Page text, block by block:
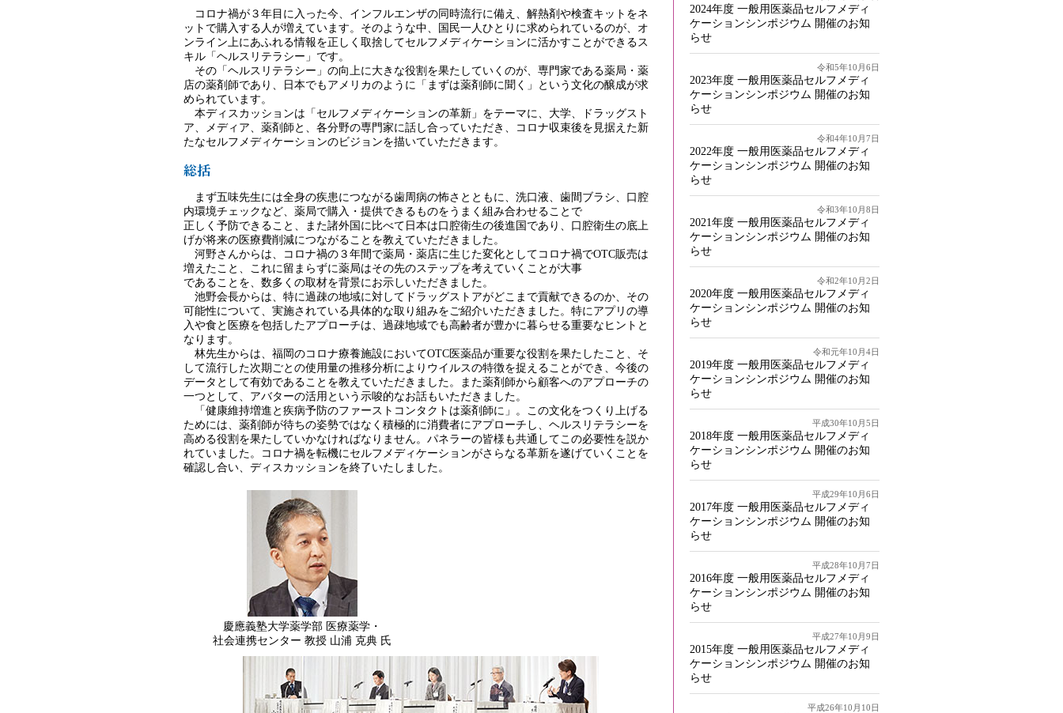
コロナ禍が３年目に入った今、インフルエンザの同時流行に備え、解熱剤や検査キットをネ
ットで購入する人が増えています。そのような中、国民一人ひとりに求められているのが、オ
ンライン上にあふれる情報を正しく取捨してセルフメディケーションに活かすことができるス
キル「ヘルスリテラシー」です。
その「ヘルスリテラシー」の向上に大きな役割を果たしていくのが、専門家である薬局・薬
店の薬剤師であり、日本でもアメリカのように「まずは薬剤師に聞く」という文化の醸成が求
められています。
本ディスカッションは「セルフメディケーションの革新」をテーマに、大学、ドラッグスト
ア、メディア、薬剤師と、各分野の専門家に話し合っていただき、コロナ収束後を見据えた新
たなセルフメディケーションのビジョンを描いていただきます。
総括
まず五味先生には全身の疾患につながる歯周病の怖さとともに、洗口液、歯間ブラシ、口腔
内環境チェックなど、薬局で購入・提供できるものをうまく組み合わせることで
正しく予防できること、また諸外国に比べて日本は口腔衛生の後進国であり、口腔衛生の底上
げが将来の医療費削減につながることを教えていただきました。
河野さんからは、コロナ禍の３年間で薬局・薬店に生じた変化としてコロナ禍でOTC販売は
増えたこと、これに留まらずに薬局はその先のステップを考えていくことが大事
であることを、数多くの取材を背景にお示しいただきました。
池野会長からは、特に過疎の地域に対してドラッグストアがどこまで貢献できるのか、その
可能性について、実施されている具体的な取り組みをご紹介いただきました。特にアプリの導
入や食と医療を包括したアプローチは、過疎地域でも高齢者が豊かに暮らせる重要なヒントと
なります。
林先生からは、福岡のコロナ療養施設においてOTC医薬品が重要な役割を果たしたこと、そ
して流行した次期ごとの使用量の推移分析によりウイルスの特徴を捉えることができ、今後の
データとして有効であることを教えていただきました。また薬剤師から顧客へのアプローチの
一つとして、アバターの活用という示唆的なお話もいただきました。
「健康維持増進と疾病予防のファーストコンタクトは薬剤師に」。この文化をつくり上げる
ためには、薬剤師が待ちの姿勢ではなく積極的に消費者にアプローチし、ヘルスリテラシーを
高める役割を果たしていかなければなりません。パネラーの皆様も共通してこの必要性を説か
れていました。コロナ禍を転機にセルフメディケーションがさらなる革新を遂げていくことを
確認し合い、ディスカッションを終了いたしました。
慶應義塾大学薬学部 医療薬学・
社会連携センター 教授 山浦 克典 氏
2024年度 一般用医薬品セルフメディ
ケーションシンポジウム 開催のお知
らせ
令和5年10月6日
2023年度 一般用医薬品セルフメディ
ケーションシンポジウム 開催のお知
らせ
令和4年10月7日
2022年度 一般用医薬品セルフメディ
ケーションシンポジウム 開催のお知
らせ
令和3年10月8日
2021年度 一般用医薬品セルフメディ
ケーションシンポジウム 開催のお知
らせ
令和2年10月2日
2020年度 一般用医薬品セルフメディ
ケーションシンポジウム 開催のお知
らせ
令和元年10月4日
2019年度 一般用医薬品セルフメディ
ケーションシンポジウム 開催のお知
らせ
平成30年10月5日
2018年度 一般用医薬品セルフメディ
ケーションシンポジウム 開催のお知
らせ
平成29年10月6日
2017年度 一般用医薬品セルフメディ
ケーションシンポジウム 開催のお知
らせ
平成28年10月7日
2016年度 一般用医薬品セルフメディ
ケーションシンポジウム 開催のお知
らせ
平成27年10月9日
2015年度 一般用医薬品セルフメディ
ケーションシンポジウム 開催のお知
らせ
平成26年10月10日